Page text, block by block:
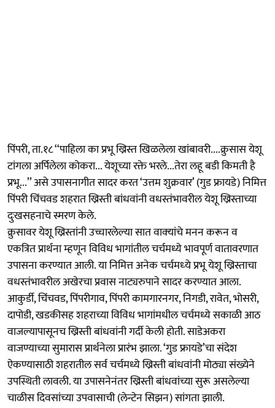
पिंपरी, ता.१८ ‘‘पाहिला का प्रभू ख्रिस्त खिळलेला खांबावरी....क्रुसास येशू
टांगला अर्पिलेला कोकरा... येशूच्या रक्ते भरले...तेरा लहू बडी किमती है
प्रभू...’’ असे उपासनागीत सादर करत ‘उत्तम शुक्रवार’ (गुड फ्रायडे) निमित्त
पिंपरी चिंचवड शहरात ख्रिस्ती बांधवांनी वधस्तंभावरील येशू ख्रिस्ताच्या
दुःखसहनाचे स्मरण केले.
क्रुसावर येशू ख्रिस्तांनी उच्चारलेल्या सात वाक्‍यांचे मनन करून व
एकत्रित प्रार्थना म्हणून विविध भागांतील चर्चमध्ये भावपूर्ण वातावरणात
उपासना करण्यात आली. या निमित्त अनेक चर्चमध्‍ये प्रभू येशू ख्रिस्ताचा
वधस्तंभावरील अखेरचा प्रवास नाट्यरुपाने सादर करण्यात आला.
आकुर्डी, चिंचवड, पिंपरीगाव, पिंपरी कामगारनगर, निगडी, रावेत, भोसरी,
दापोडी, खडकीसह शहराच्या विविध भागांमधील चर्चमध्ये सकाळी आठ
वाजल्यापासूनच ख्रिस्ती बांधवांनी गर्दी केली होती. साडेअकरा
वाजण्याच्या सुमारास प्रार्थनेला प्रारंभ झाला. ‘गुड फ्रायडे’चा संदेश
ऐकण्यासाठी शहरातील सर्व चर्चमध्ये ख्रिस्ती बांधवांनी मोठ्या संख्येने
उपस्थिती लावली. या उपासनेनंतर ख्रिस्ती बांधवांच्या सुरू असलेल्या
चाळीस दिवसांच्या उपवासाची (लेन्टेन सिझन) सांगता झाली.